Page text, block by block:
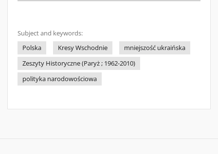
Subject and keywords:
Polska
Kresy Wschodnie
mniejszość ukraińska
Zeszyty Historyczne (Paryż ; 1962-2010)
polityka narodowościowa